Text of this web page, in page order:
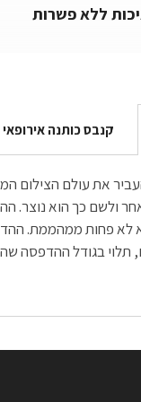
ללא פשרות
קנבס כותנה אירופאי
את עולם